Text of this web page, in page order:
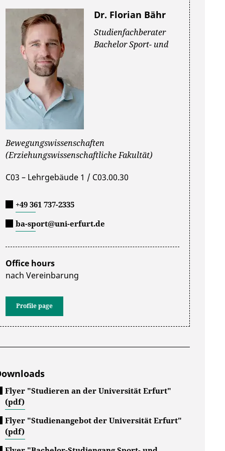
Dr. Florian Bähr
Studienfachberater
Bachelor Sport- und
Bewegungswissenschaften
(Erziehungswissenschaftliche Fakultät)
C03 – Lehrgebäude 1 / C03.00.30
+49 361 737-2335
ba-sport@uni-erfurt.de
Office hours
nach Vereinbarung
Profile page
Flyer "Studieren an der Universität Erfurt"
(pdf)
Flyer "Studienangebot der Universität Erfurt"
(pdf)